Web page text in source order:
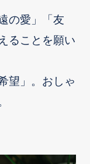
の愛」「友
ることを願い
望」。おしゃ